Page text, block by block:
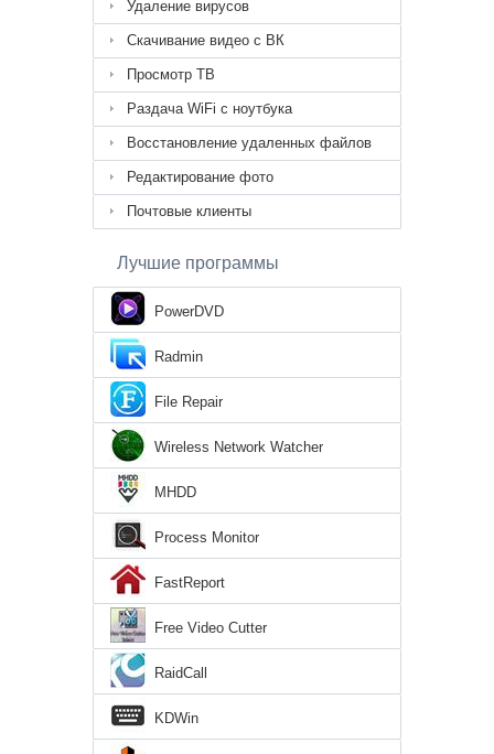
Удаление вирусов
Скачивание видео с ВК
Просмотр ТВ
Раздача WiFi с ноутбука
Восстановление удаленных файлов
Редактирование фото
Почтовые клиенты
Лучшие программы
PowerDVD
Radmin
File Repair
Wireless Network Watcher
MHDD
Process Monitor
FastReport
Free Video Cutter
RaidCall
KDWin